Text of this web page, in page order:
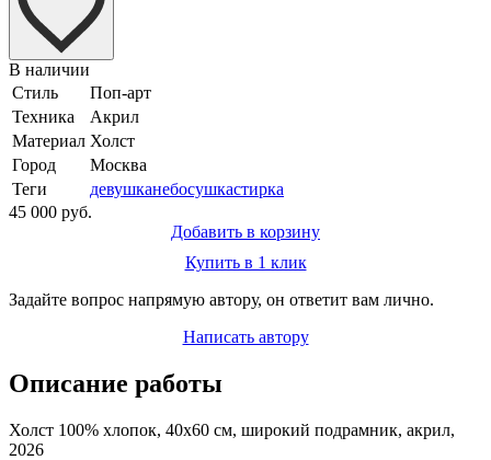
В наличии
Стиль
Поп-арт
Техника
Акрил
Материал Холст
Город
Москва
Теги
девушканебосушкастирка
45 000 руб.
Добавить в корзину
Купить в 1 клик
Задайте вопрос напрямую автору, он ответит вам лично.
Написать автору
Описание работы
Холст 100% хлопок, 40х60 см, широкий подрамник, акрил,
2026